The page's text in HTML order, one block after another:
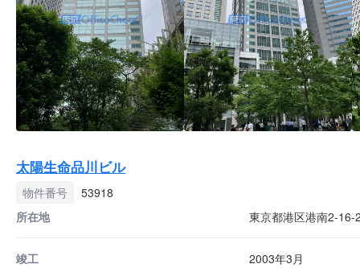
太陽生命品川ビル
物件番号
53918
所在地
東京都港区港南2-16-
竣工 2003年3月